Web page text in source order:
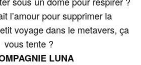
l’amour pour supprimer la
voyage dans le metavers, ça
vous tente ?
LUNA